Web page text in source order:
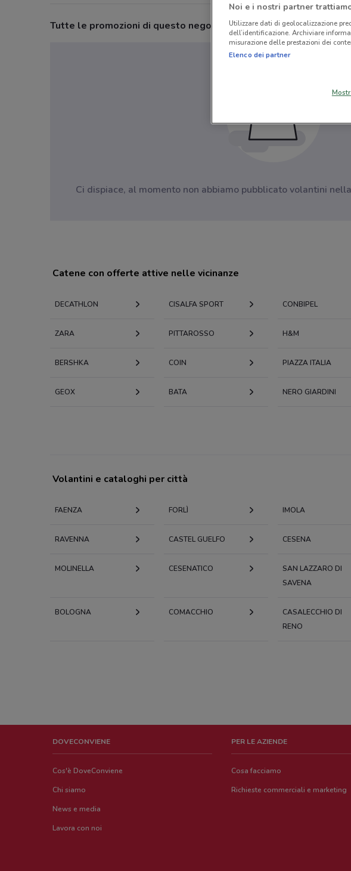
Tutte le promozioni di questo negozio
Ci dispiace, al momento non abbiamo pubblicato volantini
Catene con offerte attive nelle vicinanze
DECATHLON CISALFA SPORT CONBIPEL
ZARA PITTAROSSO H&M
BERSHKA COIN PIAZZA ITALIA
GEOX BATA NERO GIARDINI
Volantini e cataloghi per città
FAENZA FORLÌ IMOLA
RAVENNA CASTEL GUELFO CESENA
MOLINELLA CESENATICO
SAN LAZZARO DI
SAVENA
BOLOGNA COMACCHIO
CASALECCHIO DI
RENO
DOVECONVIENE
Cos'è DoveConviene
Chi siamo
News e media
Lavora con noi
PER LE AZIENDE
Cosa facciamo
Richieste commerciali e marketing
Noi e i nostri partner
Utilizzare dati di geolocalizzazione
dell’identificazione. Archiviare
misurazione delle prestazioni dei
Elenco dei partner